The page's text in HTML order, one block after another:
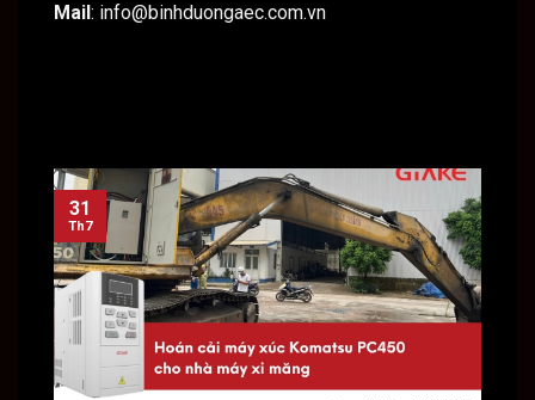
Mail: info@binhduongaec.com.vn
31
Th7